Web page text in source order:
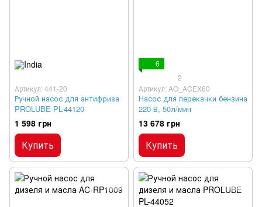
Артикул: 441-20
Ручной насос для антифриза
PROLUBE PL-44120
1 598 грн
Купить
6
2
Артикул: AO_ACEX60
Насос для перекачки бензина
220 В, 50л/мин
13 678 грн
Купить